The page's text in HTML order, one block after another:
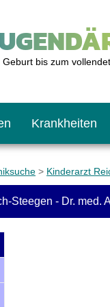
bis zum
Das erste Jahr
Krankheiten
Baby: U1 bis U6
Impfkalender
Notrufnummern
Notdienste
BMI-Rechner
> Kinderarzt
Steegen - Dr. med.